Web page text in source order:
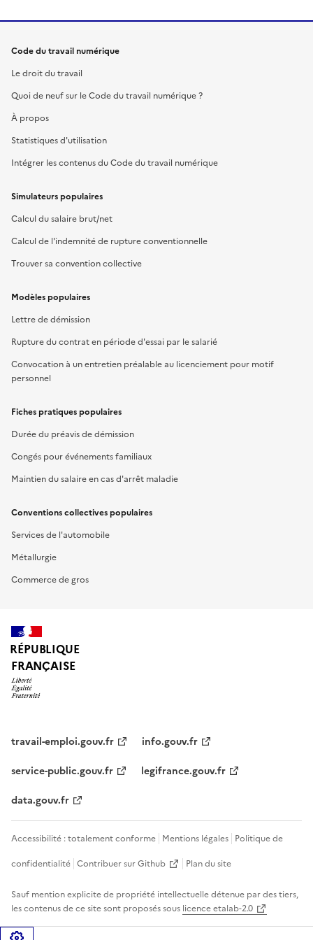
Code du travail numérique
Le droit du travail
Quoi de neuf sur le Code du travail numérique ?
À propos
Statistiques d'utilisation
Intégrer les contenus du Code du travail numérique
Simulateurs populaires
Calcul du salaire brut/net
Calcul de l'indemnité de rupture conventionnelle
Trouver sa convention collective
Modèles populaires
Lettre de démission
Rupture du contrat en période d'essai par le salarié
Convocation à un entretien préalable au licenciement pour motif
personnel
Fiches pratiques populaires
Durée du préavis de démission
Congés pour événements familiaux
Maintien du salaire en cas d'arrêt maladie
Conventions collectives populaires
Services de l'automobile
Métallurgie
Commerce de gros
RÉPUBLIQUE
FRANÇAISE
travail-emploi.gouv.fr
info.gouv.fr
service-public.gouv.fr
legifrance.gouv.fr
data.gouv.fr
Accessibilité : totalement conforme Mentions légales Politique de
confidentialité Contribuer sur Github Plan du site
Sauf mention explicite de propriété intellectuelle détenue par des tiers,
les contenus de ce site sont proposés sous licence etalab-2.0